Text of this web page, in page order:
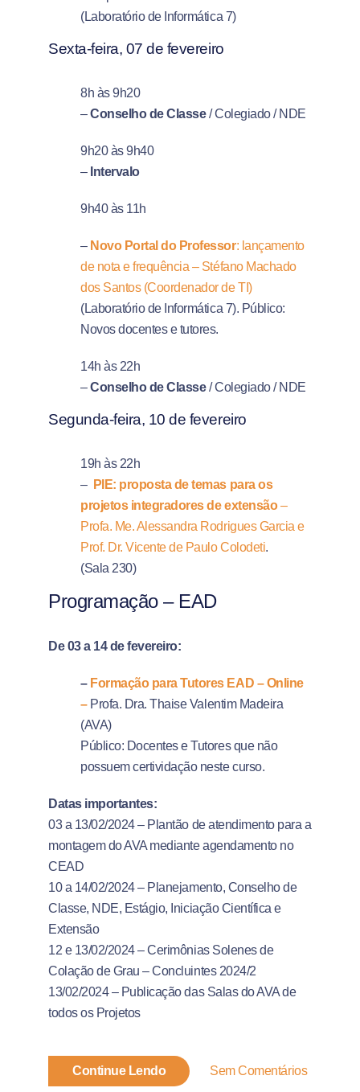
(Laboratório de Informática 7)
Sexta-feira, 07 de fevereiro
8h às 9h20
–Conselho de Classe/ Colegiado / NDE
9h20 às 9h40
– Intervalo
9h40 às 11h
– Novo Portal do Professor: lançamento
de nota e frequência – Stéfano Machado
dos Santos (Coordenador de TI)
(Laboratório de Informática 7). Público:
Novos docentes e tutores.
14h às 22h
–Conselho de Classe/ Colegiado / NDE
Segunda-feira, 10 de fevereiro
19h às 22h
– PIE: proposta de temas para os
projetos integradores de extensão–
Profa. Me. Alessandra Rodrigues Garcia e
Prof. Dr. Vicente de Paulo Colodeti.
(Sala 230)
Programação – EAD
De 03 a 14 de fevereiro:
– Formação para Tutores EAD – Online
– Profa. Dra. Thaise Valentim Madeira
(AVA)
Público: Docentes e Tutores que não
possuem certividação neste curso.
Datas importantes:
03 a 13/02/2024 – Plantão de atendimento para a
montagem do AVA mediante agendamento no
CEAD
10 a 14/02/2024 – Planejamento, Conselho de
Classe, NDE, Estágio, Iniciação Científica e
Extensão
12 e 13/02/2024 – Cerimônias Solenes de
Colação de Grau – Concluintes 2024/2
13/02/2024 – Publicação das Salas do AVA de
todos os Projetos
Continue Lendo Sem Comentários